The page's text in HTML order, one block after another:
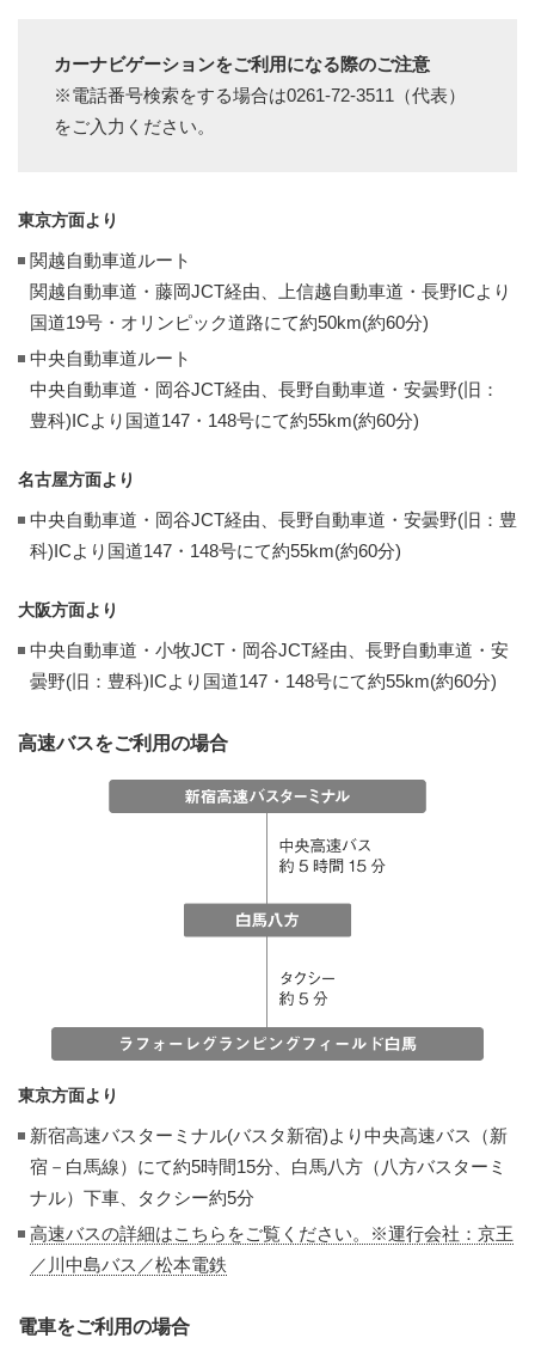
カーナビゲーションをご利用になる際のご注意
※電話番号検索をする場合は0261-72-3511（代表）
をご入力ください。
東京方面より
関越自動車道ルート
関越自動車道・藤岡JCT経由、上信越自動車道・長野ICより
国道19号・オリンピック道路にて約50km(約60分)
中央自動車道ルート
中央自動車道・岡谷JCT経由、長野自動車道・安曇野(旧：
豊科)ICより国道147・148号にて約55km(約60分)
名古屋方面より
中央自動車道・岡谷JCT経由、長野自動車道・安曇野(旧：豊
科)ICより国道147・148号にて約55km(約60分)
大阪方面より
中央自動車道・小牧JCT・岡谷JCT経由、長野自動車道・安
曇野(旧：豊科)ICより国道147・148号にて約55km(約60分)
高速バスをご利用の場合
東京方面より
新宿高速バスターミナル(バスタ新宿)より中央高速バス（新
宿－白馬線）にて約5時間15分、白馬八方（八方バスターミ
ナル）下車、タクシー約5分
高速バスの詳細はこちらをご覧ください。※運行会社：京王
／川中島バス／松本電鉄
電車をご利用の場合